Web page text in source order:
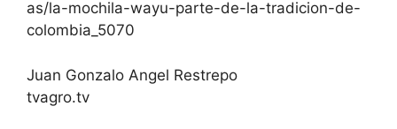
as/la-mochila-wayu-parte-de-la-tradicion-de-
colombia_5070
Juan Gonzalo Angel Restrepo
tvagro.tv